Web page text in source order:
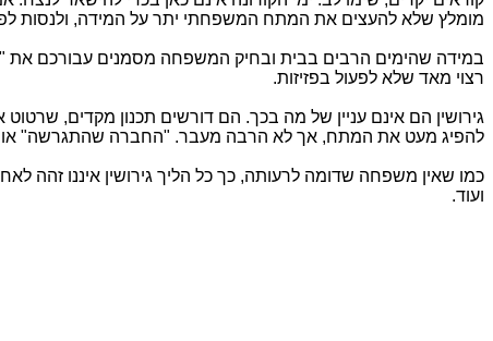
מומלץ שלא להעצים את המתח המשפחתי יתר על המידה, ולנסות
במידה שהימים הרבים בבית ובחיק המשפחה מסמנים עבורכם את
רצוי מאד שלא לפעול בפזיזות.
גירושין הם אינם עניין של מה בכך. הם דורשים תכנון מקדים,
להפיג מעט את המתח, אך לא הרבה מעבר. "החברה שהתגרשה" או
כמו שאין משפחה שדומה לרעותה, כך כל הליך גירושין איננו זהה
ועוד.